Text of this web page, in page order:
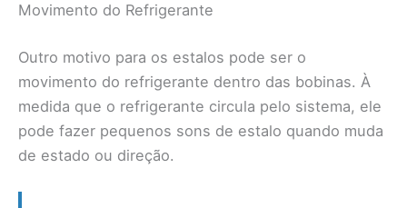
Movimento do Refrigerante
Outro motivo para os estalos pode ser o
movimento do refrigerante dentro das bobinas. À
medida que o refrigerante circula pelo sistema, ele
pode fazer pequenos sons de estalo quando muda
de estado ou direção.